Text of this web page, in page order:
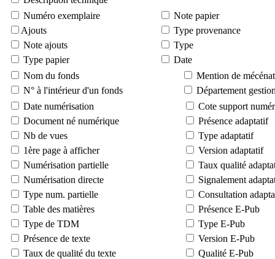
Numéro exemplaire
Note papier
Ajouts
Type provenance
Note ajouts
Type
Type papier
Date
Nom du fonds
Mention de mécénat
N° à l'intérieur d'un fonds
Département
Date numérisation
Cote support
Document né numérique
Présence adaptatif
Nb de vues
Type adaptatif
1ère page à afficher
Version adaptatif
Numérisation partielle
Taux qualité
Numérisation directe
Signalement
Type num. partielle
Consultation
Table des matières
Présence E-Pub
Type de TDM
Type E-Pub
Présence de texte
Version E-Pub
Taux de qualité du texte
Qualité E-Pub